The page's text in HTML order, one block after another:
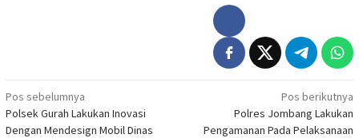
Navigasi
pos
Pos sebelumnya
Polsek Gurah Lakukan Inovasi
Dengan Mendesign Mobil Dinas
Pos berikutnya
Polres Jombang Lakukan
Pengamanan Pada Pelaksanaan